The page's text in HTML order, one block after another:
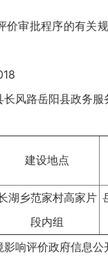
审批程序的有关规
路岳阳县政务服
建设地点
湖乡范家村高家片
段内组
评价政府信息公